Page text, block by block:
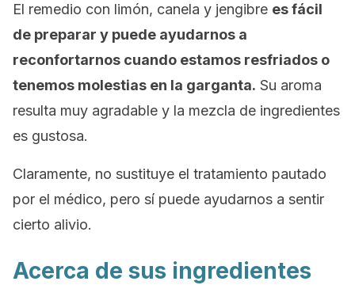
El remedio con limón, canela y jengibre es fácil
de preparar y puede ayudarnos a
reconfortarnos cuando estamos resfriados o
tenemos molestias en la garganta. Su aroma
resulta muy agradable y la mezcla de ingredientes
es gustosa.
Claramente, no sustituye el tratamiento pautado
por el médico, pero sí puede ayudarnos a sentir
cierto alivio.
Acerca de sus ingredientes